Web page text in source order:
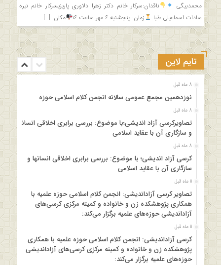
محمدبیگی
ناقدان:سرکار خانم دکتر زهرا دلاوری پاریزیسرکار خانم نیره
سادات اسماعیلی طبا
زمان: پنجشنبه ۶ مهر ساعت ۱۶ مکان: […]
تایم لاین
8 ماه قبل
نوزدهمین مجمع عمومی سالانه انجمن کلام اسلامی حوزه
8 ماه قبل
تصاویرکرسی آزاد اندیشی؛با موضوع: بررسی برابری اخلاقی انسانها
و سازگاری آن با عقاید اسلامی
8 ماه قبل
کرسی آزاد اندیشی؛ با موضوع: بررسی برابری اخلاقی انسانها و
سازگاری آن با عقاید اسلامی
11 ماه قبل
تصاویر کرسی آزاداندیشی: انجمن کلام اسلامی حوزه علمیه با
همکاری پژوهشکده زن و خانواده و کمیته مرکزی کرسی‌های
آزاداندیشی حوزه‌های علمیه برگزار می‌کند:
11 ماه قبل
کرسی آزاداندیشی: انجمن کلام اسلامی حوزه علمیه با همکاری
پژوهشکده زن و خانواده و کمیته مرکزی کرسی‌های آزاداندیشی
حوزه‌های علمیه برگزار می‌کند: